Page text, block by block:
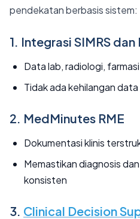
pendekatan berbasis sistem:
1. Integrasi SIMRS dan
Data lab, radiologi,
Tidak ada kehilangan
2. MedMinutes RME
Dokumentasi klinis
Memastikan diagnosis
konsisten
3. Clinical Decision